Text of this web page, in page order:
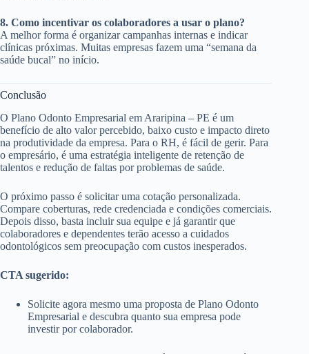
8. Como incentivar os colaboradores a usar o plano?
A melhor forma é organizar campanhas internas e indicar
clínicas próximas. Muitas empresas fazem uma “semana da
saúde bucal” no início.
Conclusão
O Plano Odonto Empresarial em Araripina – PE é um
benefício de alto valor percebido, baixo custo e impacto direto
na produtividade da empresa. Para o RH, é fácil de gerir. Para
o empresário, é uma estratégia inteligente de retenção de
talentos e redução de faltas por problemas de saúde.
O próximo passo é solicitar uma cotação personalizada.
Compare coberturas, rede credenciada e condições comerciais.
Depois disso, basta incluir sua equipe e já garantir que
colaboradores e dependentes terão acesso a cuidados
odontológicos sem preocupação com custos inesperados.
CTA sugerido:
Solicite agora mesmo uma proposta de Plano Odonto
Empresarial e descubra quanto sua empresa pode
investir por colaborador.